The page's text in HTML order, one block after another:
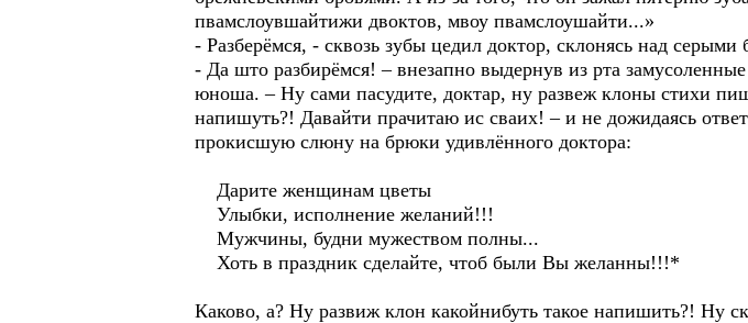
пвамслоувшайтижи двоктов, мвоу пвамслоушайти...»
- Разберёмся, - сквозь зубы цедил доктор, склонясь над серыми
- Да што разбирёмся! – внезапно выдернув из рта
юноша. – Ну сами пасудите, доктар, ну развеж клоны стихи
напишуть?! Давайти прачитаю ис сваих! – и не дожидаясь
прокисшую слюну на брюки удивлённого доктора:
Дарите женщинам цветы
Улыбки, исполнение желаний!!!
Мужчины, будни мужеством полны...
Хоть в праздник сделайте, чтоб были Вы желанны!!!*
Каково, а? Ну развиж клон какойнибуть такое напишить?! Ну